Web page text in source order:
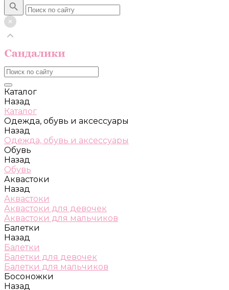
Каталог
Назад
Каталог
Одежда, обувь и аксессуары
Назад
Одежда, обувь и аксессуары
Обувь
Назад
Обувь
Аквастоки
Назад
Аквастоки
Аквастоки для девочек
Аквастоки для мальчиков
Балетки
Назад
Балетки
Балетки для девочек
Балетки для мальчиков
Босоножки
Назад